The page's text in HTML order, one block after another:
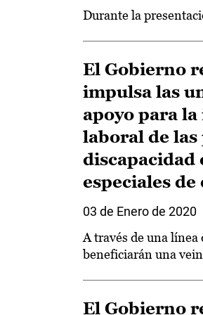
Durante la
El Gobierno
impulsa las
apoyo para
laboral de las
discapacidad
especiales de
03 de Enero de 2020
A través de una línea
beneficiarán una
El Gobierno